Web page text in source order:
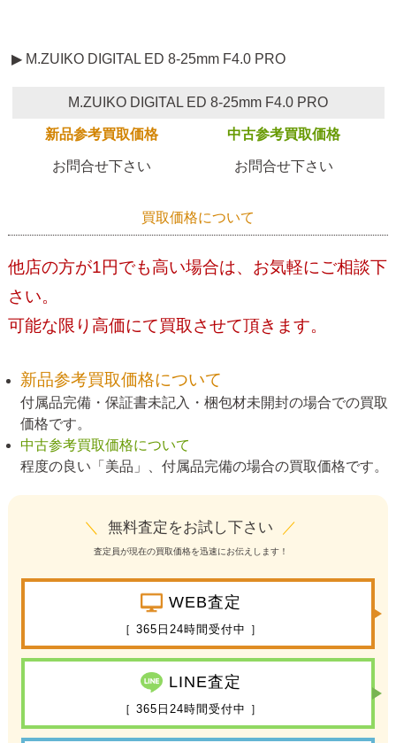
▶ M.ZUIKO DIGITAL ED 8-25mm F4.0 PRO
M.ZUIKO DIGITAL ED 8-25mm F4.0 PRO
新品参考買取価格 中古参考買取価格
お問合せ下さい お問合せ下さい
買取価格について
他店の方が1円でも高い場合は、お気軽にご相談下
さい。
可能な限り高価にて買取させて頂きます。
新品参考買取価格について
付属品完備・保証書未記入・梱包材未開封の場合での買取
価格です。
中古参考買取価格について
程度の良い「美品」、付属品完備の場合の買取価格です。
＼ 無料査定をお試し下さい ／
査定員が現在の買取価格を迅速にお伝えします！
WEB査定
［ 365日24時間受付中 ］
LINE査定
［ 365日24時間受付中 ］